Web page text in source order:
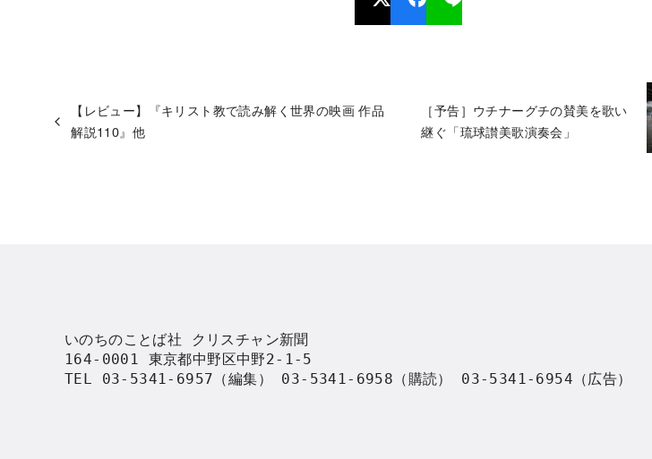
【レビュー】『キリスト教で読み解く世界の映画 作品
解説110』他
［予告］ウチナーグチの賛美を歌い
継ぐ「琉球讃美歌演奏会」
いのちのことば社 クリスチャン新聞
164-0001 東京都中野区中野2-1-5
TEL 03-5341-6957（編集） 03-5341-6958（購読） 03-5341-6954（広告）